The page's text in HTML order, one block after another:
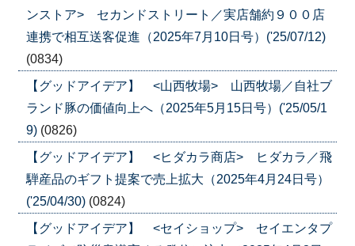
ンストア> セカンドストリート／実店舗約９００店
連携で相互送客促進（2025年7月10日号）('25/07/12)
(0834)
【グッドアイデア】 <山西牧場> 山西牧場／自社ブ
ランド豚の価値向上へ（2025年5月15日号）('25/05/1
9) (0826)
【グッドアイデア】 <ヒダカラ商店> ヒダカラ／飛
騨産品のギフト提案で売上拡大（2025年4月24日号）
('25/04/30) (0824)
【グッドアイデア】 <セイショップ> セイエンタプ